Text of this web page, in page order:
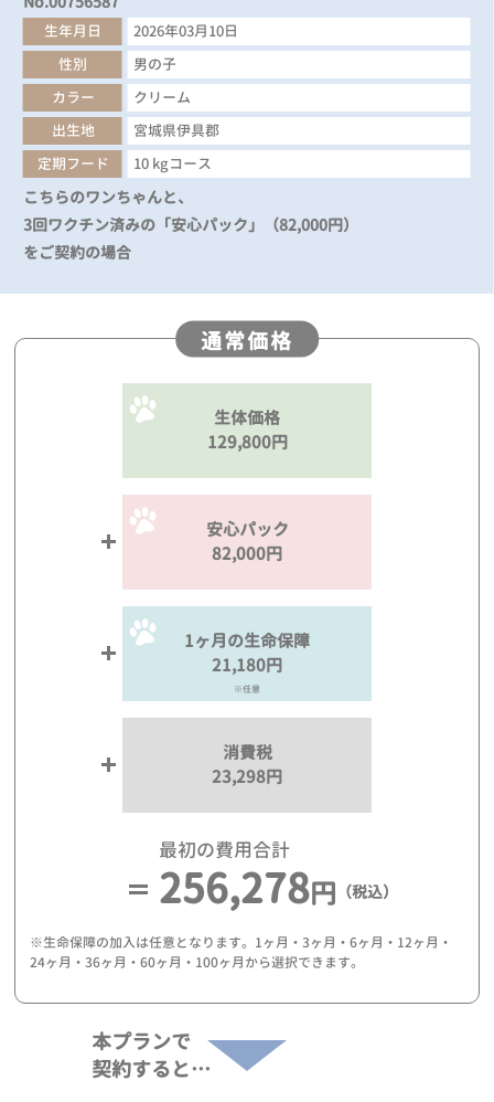
生年月日
2026年03月10日
性別
男の子
カラー
クリーム
出生地
宮城県伊具郡
定期フード
10 kgコース
こちらのワンちゃんと、
3回ワクチン済みの「安心パック」（82,000円）
をご契約の場合
通常価格
生体価格
129,800円
安心パック
82,000円
1ヶ月の生命保障
21,180円
※任意
消費税
23,298円
最初の費用合計
256,278円 （税込）
※生命保障の加入は任意となります。1ヶ月・3ヶ月・6ヶ月・12ヶ月・
24ヶ月・36ヶ月・60ヶ月・100ヶ月から選択できます。
本プランで
契約すると…